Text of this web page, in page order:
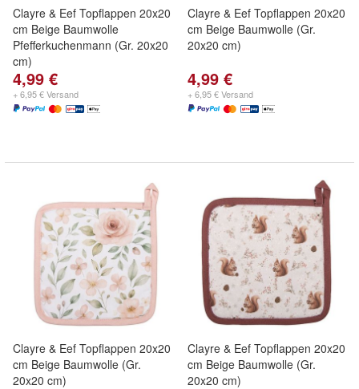
Clayre & Eef Topflappen 20x20
cm Beige Baumwolle
Pfefferkuchenmann (Gr. 20x20
cm)
4,99 €
+ 6,95 € Versand
Clayre & Eef Topflappen 20x20
cm Beige Baumwolle (Gr.
20x20 cm)
4,99 €
+ 6,95 € Versand
Clayre & Eef Topflappen 20x20
cm Beige Baumwolle (Gr.
20x20 cm)
Clayre & Eef Topflappen 20x20
cm Beige Baumwolle (Gr.
20x20 cm)